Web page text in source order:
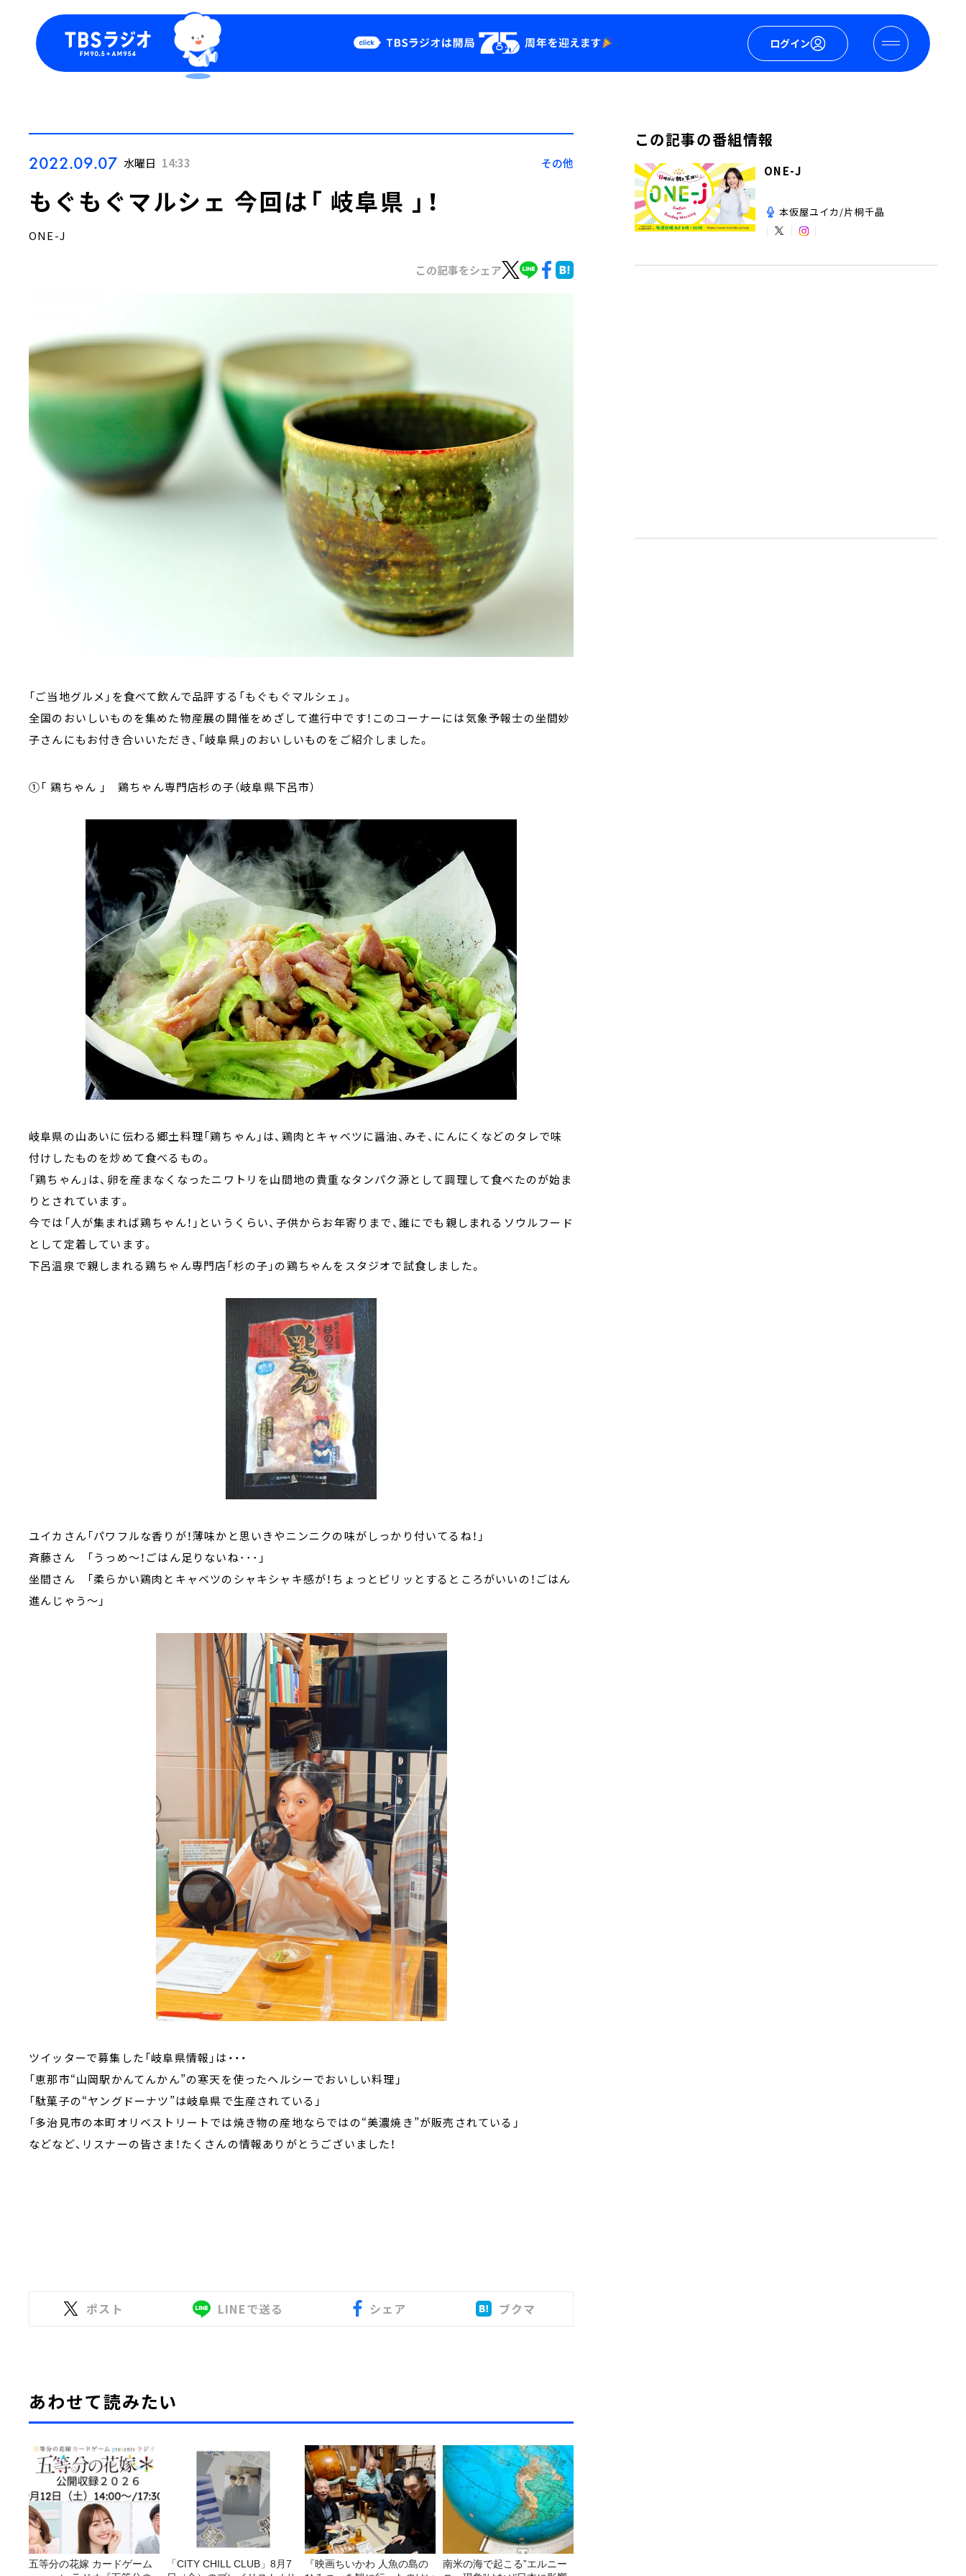
ログイン
Podcast
YouTube
2022.09.07 水曜日 14:33 その他
もぐもぐマルシェ 今回は「 岐阜県 」！
ONE-J
この記事をシェア
「ご当地グルメ」を食べて飲んで品評する「もぐもぐマルシェ」。
全国のおいしいものを集めた物産展の開催をめざして進行中です！このコーナーには気象予報士の坐間妙
子さんにもお付き合いいただき、「岐阜県」のおいしいものをご紹介しました。
①「 鶏ちゃん 」 鶏ちゃん専門店杉の子（岐阜県下呂市）
岐阜県の山あいに伝わる郷土料理「鶏ちゃん」は、鶏肉とキャベツに醤油、みそ、にんにくなどのタレで味
付けしたものを炒めて食べるもの。
「鶏ちゃん」は、卵を産まなくなったニワトリを山間地の貴重なタンパク源として調理して食べたのが始ま
りとされています。
今では「人が集まれば鶏ちゃん！」というくらい、子供からお年寄りまで、誰にでも親しまれるソウルフード
として定着しています。
下呂温泉で親しまれる鶏ちゃん専門店「杉の子」の鶏ちゃんをスタジオで試食しました。
ユイカさん「パワフルな香りが！薄味かと思いきやニンニクの味がしっかり付いてるね！」
斉藤さん 「うっめ～！ごはん足りないね･･･」
坐間さん 「柔らかい鶏肉とキャベツのシャキシャキ感が！ちょっとピリッとするところがいいの！ごはん
進んじゃう～」
ツイッターで募集した「岐阜県情報」は・・・
「恵那市“山岡駅かんてんかん”の寒天を使ったヘルシーでおいしい料理」
「駄菓子の“ヤングドーナツ”は岐阜県で生産されている」
「多治見市の本町オリベストリートでは焼き物の産地ならではの“美濃焼き”が販売されている」
などなど、リスナーの皆さま！たくさんの情報ありがとうございました！
ポスト LINEで送る シェア ブクマ
あわせて読みたい
五等分の花嫁 カードゲーム
「CITY CHILL CLUB」8月7
『映画ちいかわ 人魚の島の
南米の海で起こる”エルニー
この記事の番組情報
ONE-J
本仮屋ユイカ/片桐千晶